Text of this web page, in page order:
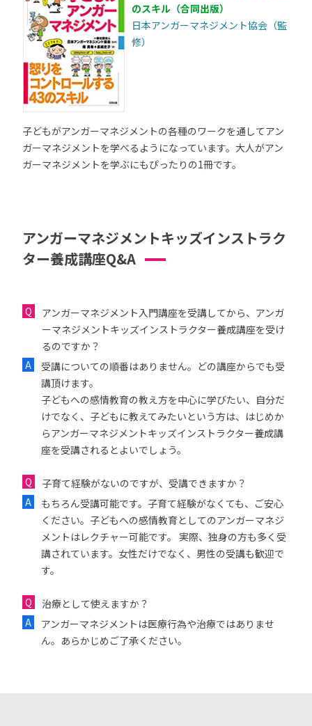
のスキル（合同出版）
日本アンガーマネジメント協会（監
修）
子どもがアンガーマネジメントの各種のワークを通してアン
ガーマネジメントを学べるようになっています。大人がアン
ガーマネジメントを学ぶにもぴったりの1冊です。
アンガーマネジメントキッズインストラク
ター養成講座Q&A
アンガーマネジメント入門講座を受講してから、アンガ
ーマネジメントキッズインストラクター養成講座を受け
るのですか？
受講についての順番はありません。どの講座からでも受
講頂けます。
子どもへの感情教育の教え方を中心に学びたい、自分だ
けでなく、子どもに教えてみたいという方は、はじめか
らアンガーマネジメントキッズインストラクター養成講
座を受講されるとよいでしょう。
子育て経験がないのですが、受講できますか？
もちろん受講可能です。子育て経験がなくても、ご安心
ください。子どもへの感情教育としてのアンガーマネジ
メントはレクチャー可能です。 実際、独身の方も多く受
講されています。女性だけでなく、男性の受講も歓迎で
す。
治療として使えますか？
アンガーマネジメントは医療行為や治療ではありませ
ん。あらかじめご了承ください。